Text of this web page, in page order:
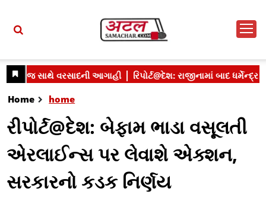
Home home
રીપોર્ટ@દેશ: બેફામ ભાડા વસૂલતી
એરલાઈન્સ પર લેવાશે એક્શન,
સરકારનો કડક નિર્ણય